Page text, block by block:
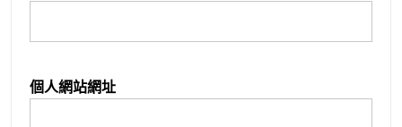
個人網站網址